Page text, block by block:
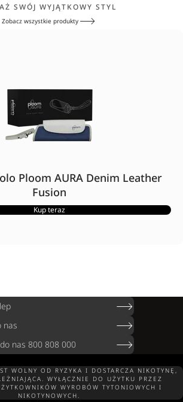
SWÓJ WYJĄTKOWY STYL
Zobacz wszystkie produkty
Ploom AURA Denim Leather
Fusion
Kup teraz
nas
nas 800 808 000
WOLNY OD RYZYKA I DOSTARCZA NIKOTYNĘ,
WYŁĄCZNIE DO UŻYTKU PRZEZ
WYROBÓW TYTONIOWYCH I
NIKOTYNOWYCH.